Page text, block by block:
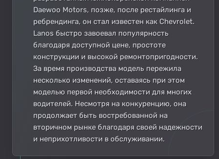
Daewoo Motors, позже, после рестайлинга и
ребрендинга, он стал известен как Chevrolet.
Lanos быстро завоевал популярность
благодаря доступной цене, простоте
конструкции и высокой ремонтопригодности.
За время производства модель пережила
несколько изменений, оставаясь при этом
моделью первой необходимости для многих
водителей. Несмотря на конкуренцию, она
продолжает быть востребованной на
вторичном рынке благодаря своей надежности
и неприхотливости в обслуживании.